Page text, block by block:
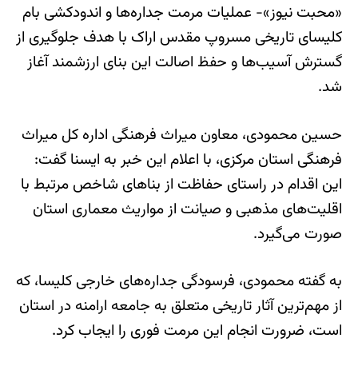
«محبت نیوز»- عملیات مرمت جداره‌ها و اندودکشی بام
کلیسای تاریخی مسروپ مقدس اراک با هدف جلوگیری از
گسترش آسیب‌ها و حفظ اصالت این بنای ارزشمند آغاز
شد.
حسین محمودی، معاون میراث فرهنگی اداره کل میراث
فرهنگی استان مرکزی، با اعلام این خبر به ایسنا گفت:
این اقدام در راستای حفاظت از بناهای شاخص مرتبط با
اقلیت‌های مذهبی و صیانت از مواریث معماری استان
صورت می‌گیرد.
به گفته محمودی، فرسودگی جداره‌های خارجی کلیسا، که
از مهم‌ترین آثار تاریخی متعلق به جامعه ارامنه در استان
است، ضرورت انجام این مرمت فوری را ایجاب کرد.